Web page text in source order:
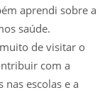
aprendi sobre a
saúde.
de visitar o
com a
escolas e a